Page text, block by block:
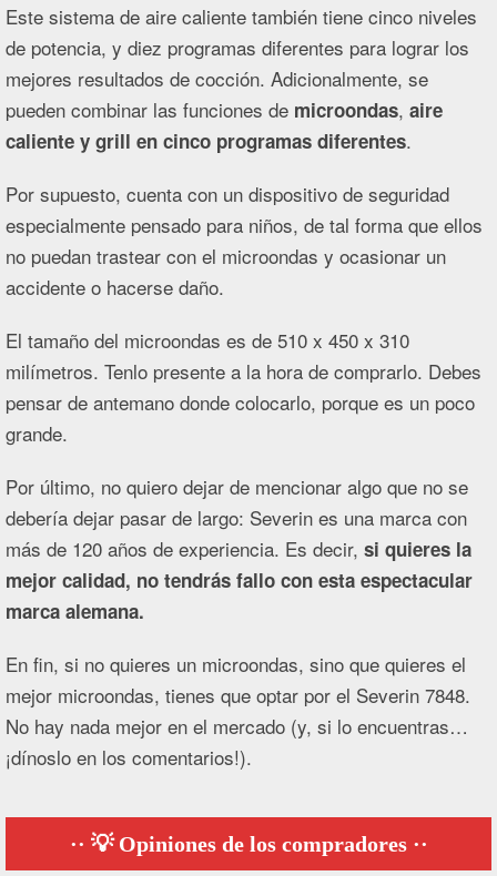
Este sistema de aire caliente también tiene cinco niveles
de potencia, y diez programas diferentes para lograr los
mejores resultados de cocción. Adicionalmente, se
pueden combinar las funciones de microondas,aire
caliente y grill en cinco programas diferentes.
Por supuesto, cuenta con un dispositivo de seguridad
especialmente pensado para niños, de tal forma que ellos
no puedan trastear con el microondas y ocasionar un
accidente o hacerse daño.
El tamaño del microondas es de 510 x 450 x 310
milímetros. Tenlo presente a la hora de comprarlo. Debes
pensar de antemano donde colocarlo, porque es un poco
grande.
Por último, no quiero dejar de mencionar algo que no se
debería dejar pasar de largo: Severin es una marca con
más de 120 años de experiencia. Es decir,si quieres la
mejor calidad, no tendrás fallo con esta espectacular
marca alemana.
En fin, si no quieres un microondas, sino que quieres el
mejor microondas, tienes que optar por el Severin 7848.
No hay nada mejor en el mercado (y, si lo encuentras…
¡dínoslo en los comentarios!).
💡 Opiniones de los compradores